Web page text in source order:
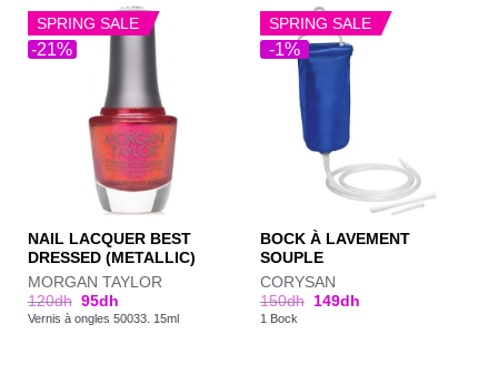
-21%
SPRING SALE
NAIL LACQUER BEST
DRESSED (METALLIC)
MORGAN TAYLOR
120dh 95dh
Vernis à ongles 50033. 15ml
-1%
SPRING SALE
BOCK À LAVEMENT
SOUPLE
CORYSAN
150dh 149dh
1 Bock